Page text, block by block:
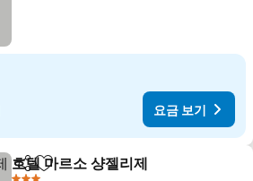
요금 보기
공유 즐겨찾기에 추가
호텔 마르소 샹젤리제